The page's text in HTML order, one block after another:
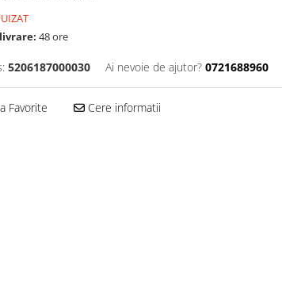
48 ore
5206187000030 Ai nevoie de ajutor? 0721688960
Favorite Cere informatii